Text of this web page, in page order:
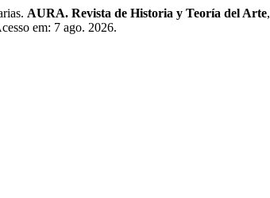
AURA. Revista de Historia y Teoría del Arte,
em: 7 ago. 2026.